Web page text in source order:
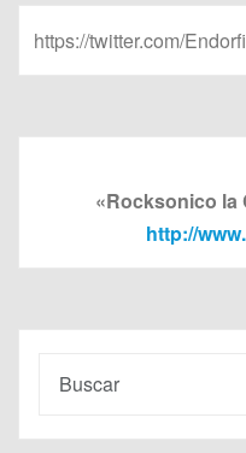
https://twitter.com/
«Rocksonico la
http://